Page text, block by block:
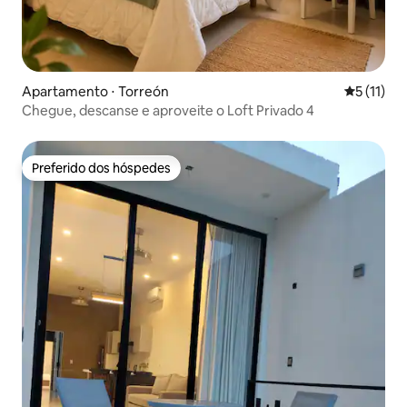
Apartamento ⋅ Torreón 5 de uma
5 (11)
Chegue, descanse e aproveite o Loft Privado 4
Preferido dos hóspedes
Preferido dos hóspedes